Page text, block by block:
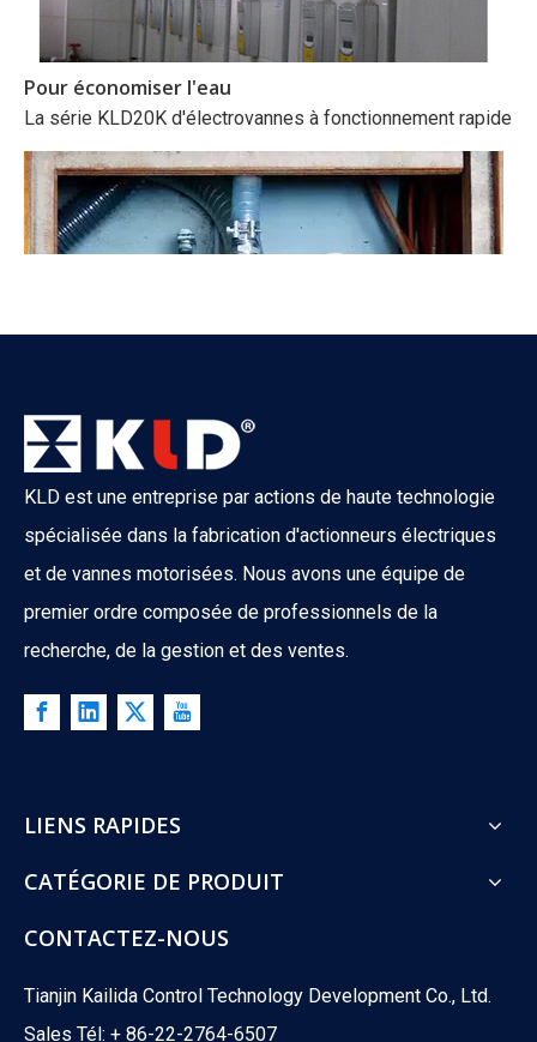
La vanne motorisée KLD200 2 voies 3 pièces (métal, 1/2'
Le robinet à tournant sphérique motorisé à 3 voies
KLD est une entreprise par actions de haute technologie
spécialisée dans la fabrication d'actionneurs électriques
et de vannes motorisées. Nous avons une équipe de
premier ordre composée de professionnels de la
recherche, de la gestion et des ventes.
LIENS RAPIDES
CATÉGORIE DE PRODUIT
CONTACTEZ-NOUS
Tianjin Kailida Control Technology Development Co., Ltd.
Sales Tél: + 86-22-2764-6507